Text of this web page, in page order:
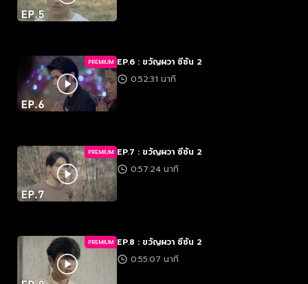
PREMIUM EP.6 : ขวัญผวา ซีซัน 2
0:52:31 นาที
PREMIUM EP.7 : ขวัญผวา ซีซัน 2
0:57:24 นาที
PREMIUM EP.8 : ขวัญผวา ซีซัน 2
0:55:07 นาที